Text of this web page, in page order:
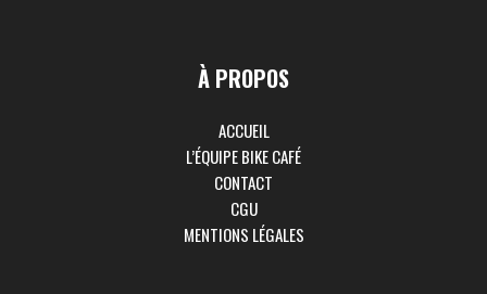
À PROPOS
ACCUEIL
L’ÉQUIPE BIKE CAFÉ
CONTACT
CGU
MENTIONS LÉGALES